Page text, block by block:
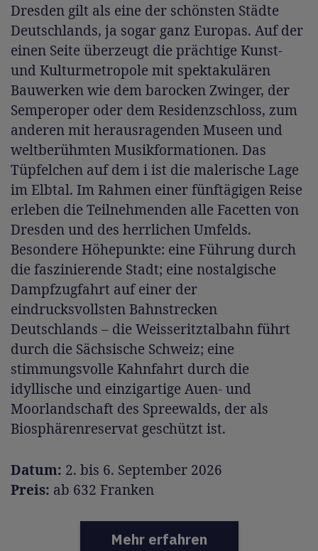
Dresden gilt als eine der schönsten Städte
Deutschlands, ja sogar ganz Europas. Auf der
einen Seite überzeugt die prächtige Kunst-
und Kulturmetropole mit spektakulären
Bauwerken wie dem barocken Zwinger, der
Semperoper oder dem Residenzschloss, zum
anderen mit herausragenden Museen und
weltberühmten Musikformationen. Das
Tüpfelchen auf dem i ist die malerische Lage
im Elbtal. Im Rahmen einer fünftägigen Reise
erleben die Teilnehmenden alle Facetten von
Dresden und des herrlichen Umfelds.
Besondere Höhepunkte: eine Führung durch
die faszinierende Stadt; eine nostalgische
Dampfzugfahrt auf einer der
eindrucksvollsten Bahnstrecken
Deutschlands – die Weisseritztalbahn führt
durch die Sächsische Schweiz; eine
stimmungsvolle Kahnfahrt durch die
idyllische und einzigartige Auen- und
Moorlandschaft des Spreewalds, der als
Biosphärenreservat geschützt ist.
Datum: 2. bis 6. September 2026
Preis: ab 632 Franken
Mehr erfahren